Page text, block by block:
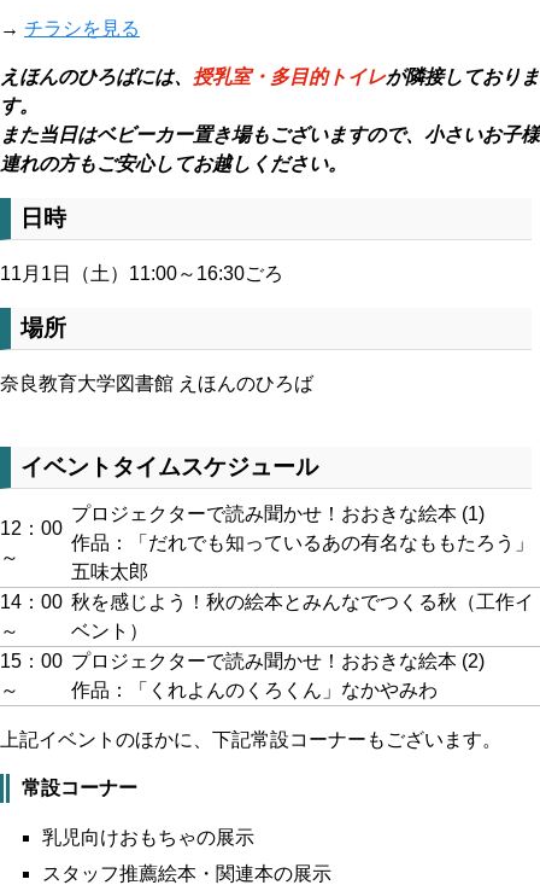
→ チラシを見る
えほんのひろばには、 授乳室・多目的トイレが隣接しておりま
す。
また当日はベビーカー置き場もございますので、小さいお子様
連れの方もご安心してお越しください。
日時
11月1日（土）11:00～16:30ごろ
場所
奈良教育大学図書館 えほんのひろば
イベントタイムスケジュール
12：00
～
プロジェクターで読み聞かせ！おおきな絵本 (1)
作品：「だれでも知っているあの有名なももたろう」
五味太郎
14：00
～
秋を感じよう！秋の絵本とみんなでつくる秋（工作イ
ベント）
15：00
～
プロジェクターで読み聞かせ！おおきな絵本 (2)
作品：「くれよんのくろくん」なかやみわ
上記イベントのほかに、下記常設コーナーもございます。
常設コーナー
乳児向けおもちゃの展示
スタッフ推薦絵本・関連本の展示